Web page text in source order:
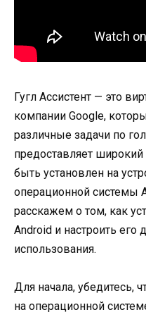
Гугл Ассистент — это
компании Google,
различные задачи по
предоставляет
быть установлен на
операционной системы
расскажем о том, как
Android и настроить его
использования.
Для начала, убедитесь,
на операционной